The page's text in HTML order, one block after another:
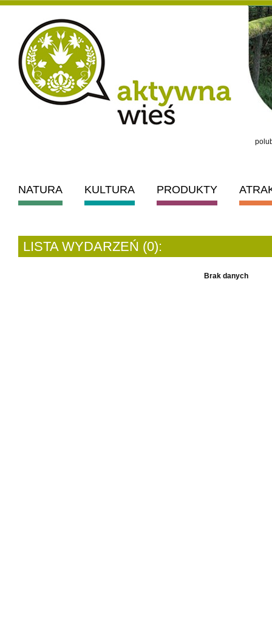
NATURA KULTURA PRODUKTY
LISTA WYDARZEŃ (0):
Brak danych